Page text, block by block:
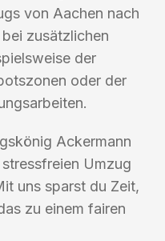
von Aachen nach
zusätzlichen
der
oder der
Ackermann
Umzug
uns sparst du Zeit,
zu einem fairen